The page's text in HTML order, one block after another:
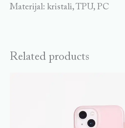
Materijal: kristali, TPU, PC
Related products